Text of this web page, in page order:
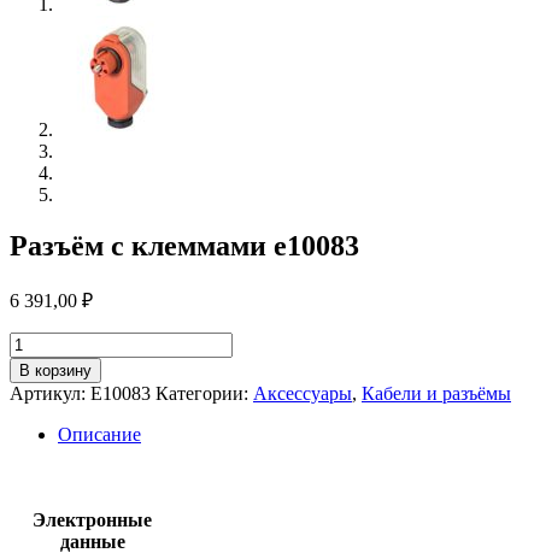
Разъём с клеммами e10083
6 391,00 ₽
Количество
товара
Разъём
с
клеммами
e10083
В корзину
Артикул: E10083 Категории: Аксессуары, Кабели и разъёмы
Описание
Электронные
данные